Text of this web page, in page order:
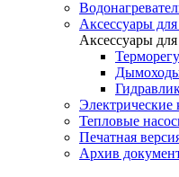
Аксессуары
Аксессуары
Электрические
Тепловые
Печатная
Архив